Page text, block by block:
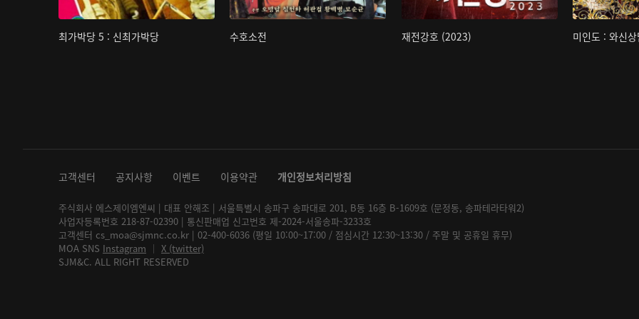
최가박당 5 : 신최가박당 수호소전 재전강호 (2023) 미인도 : 와신
고객센터 공지사항 이벤트 이용약관 개인정보처리방침
주식회사 에스제이엠엔씨 | 대표 안해조 | 서울특별시 송파구 송파대로 201, B동 16층 B-1609호 (문정동, 송파테라타워2)
사업자등록번호 218-87-02390 | 통신판매업 신고번호 제-2024-서울송파-3233호
고객센터 cs_moa@sjmnc.co.kr | 02-400-6036 (평일 10:00~17:00 / 점심시간 12:30~13:30 / 주말 및 공휴일 휴무)
MOA SNS Instagram │ X (twitter)
SJM&C. ALL RIGHT RESERVED